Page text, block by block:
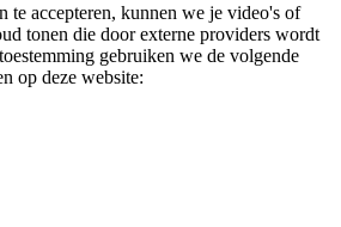
te accepteren, kunnen we je video's of
tonen die door externe providers wordt
gebruiken we de volgende
op deze website: